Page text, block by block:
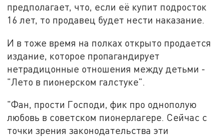
предполагает, что, если её купит подросток
16 лет, то продавец будет нести наказание.
И в тоже время на полках открыто продается
издание, которое пропагандирует
нетрадицонные отношения между детьми -
"Лето в пионерском галстуке".
"Фан, прости Господи, фик про однополую
любовь в советском пионерлагере. Сейчас с
точки зрения законодательства эти